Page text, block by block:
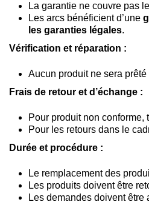
La garantie ne couvre pas
Les arcs bénéficient d’une
les garanties légales.
Vérification et réparation :
Aucun produit ne sera
Frais de retour et d’échange :
Pour produit non conforme,
Pour les retours dans le
Durée et procédure :
Le remplacement des
Les produits doivent être
Les demandes doivent être